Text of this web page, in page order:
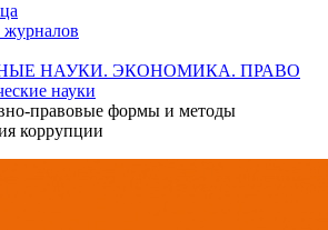
журналов
НАУКИ. ЭКОНОМИКА. ПРАВО
науки
правовые формы и методы
коррупции